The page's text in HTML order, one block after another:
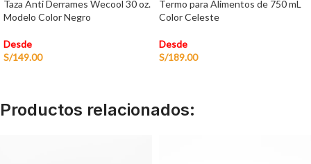
Taza Anti Derrames Wecool 30 oz.
Modelo Color Negro
Desde
S/149.00
Termo para Alimentos de 750 mL
Color Celeste
Desde
S/189.00
Productos relacionados: